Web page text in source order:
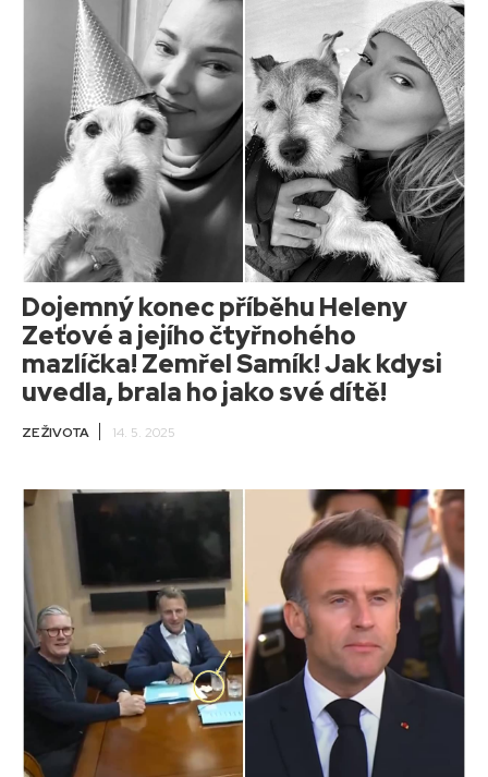
Dojemný konec příběhu Heleny
Zeťové a jejího čtyřnohého
mazlíčka! Zemřel Samík! Jak kdysi
uvedla, brala ho jako své dítě!
ZE ŽIVOTA 14. 5. 2025